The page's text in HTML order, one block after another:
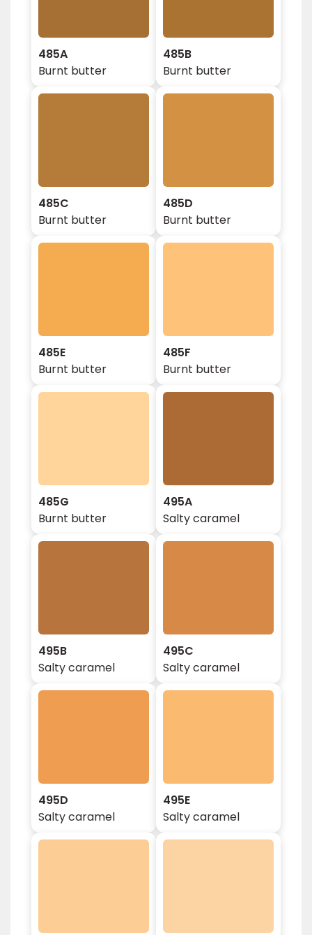
485A
Burnt butter
485B
Burnt butter
485C
Burnt butter
485D
Burnt butter
485E
Burnt butter
485F
Burnt butter
485G
Burnt butter
495A
Salty caramel
495B
Salty caramel
495C
Salty caramel
495D
Salty caramel
495E
Salty caramel